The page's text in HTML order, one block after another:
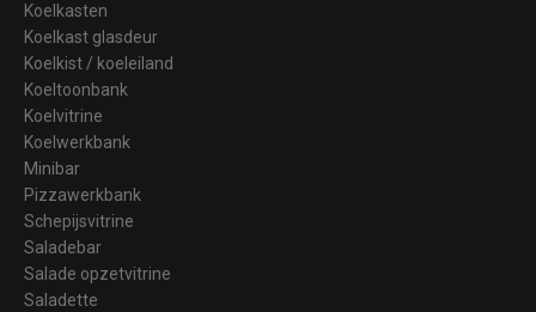
Koelkasten
Koelkast glasdeur
Koelkist / koeleiland
Koeltoonbank
Koelvitrine
Koelwerkbank
Minibar
Pizzawerkbank
Schepijsvitrine
Saladebar
Salade opzetvitrine
Saladette